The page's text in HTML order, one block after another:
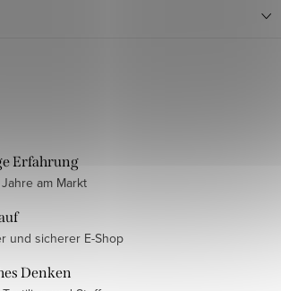
Erfahrung
am Markt
und sicherer E-Shop
Denken